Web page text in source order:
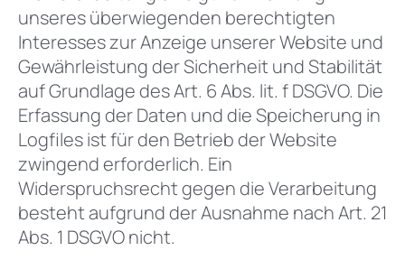
unseres überwiegenden berechtigten
Interesses zur Anzeige unserer Website und
Gewährleistung der Sicherheit und Stabilität
auf Grundlage des Art. 6 Abs. lit. f DSGVO. Die
Erfassung der Daten und die Speicherung in
Logfiles ist für den Betrieb der Website
zwingend erforderlich. Ein
Widerspruchsrecht gegen die Verarbeitung
besteht aufgrund der Ausnahme nach Art. 21
Abs. 1 DSGVO nicht.